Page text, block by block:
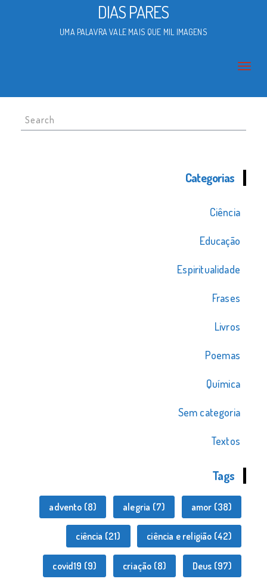
DIAS PARES
UMA PALAVRA VALE MAIS QUE MIL IMAGENS
Search
for:
Categorias
Ciência
Educação
Espiritualidade
Frases
Livros
Poemas
Química
Sem categoria
Textos
Tags
advento (8) alegria (7) amor (38)
ciência (21) ciência e religião (42)
covid19 (9) criação (8) Deus (97)